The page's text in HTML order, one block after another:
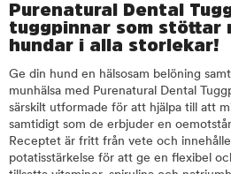
Purenatural Dental
tuggpinnar som stöttar
hundar i alla storlekar!
Ge din hund en hälsosam belöning
munhälsa med Purenatural Dental
särskilt utformade för att hjälpa till att
samtidigt som de erbjuder en
Receptet är fritt från vete och
potatisstärkelse för att ge en flexibel